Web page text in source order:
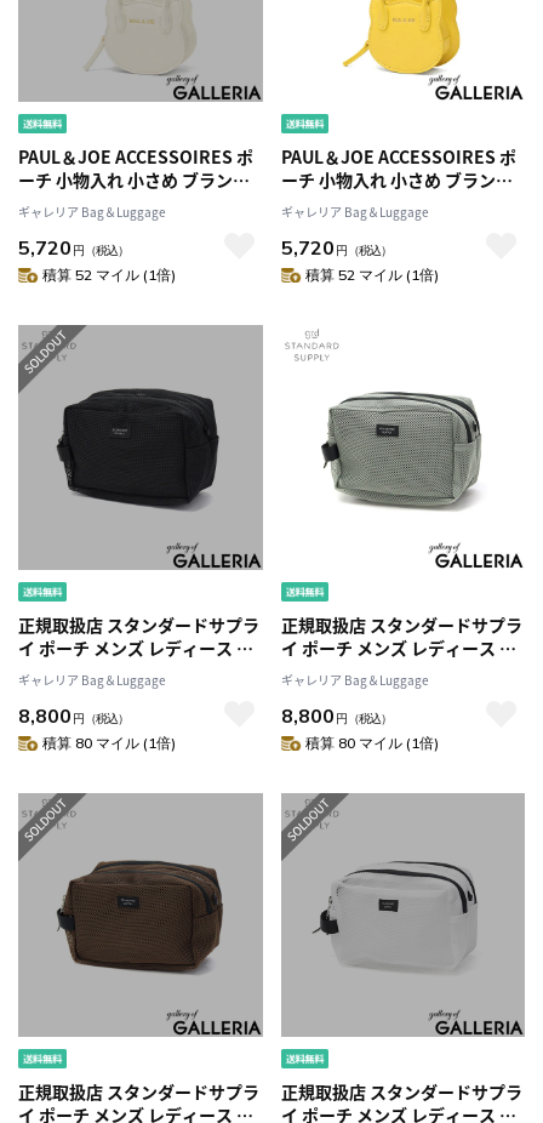
PAUL＆JOE ACCESSOIRES ポ
ーチ 小物入れ 小さめ ブランド
可愛い おしゃれ ポールアンド
ジョー 猫 プレゼント ミニ かわ
いい オシャレ リップ 大人 推し
カラー SMALL BAG CHARM ね
ギャレリア Bag＆Luggage
5,720 円 （税込）
積算 52 マイル (1倍)
PAUL＆JOE ACCESSOIRES ポ
ーチ 小物入れ 小さめ ブランド
可愛い おしゃれ ポールアンド
ジョー 猫 プレゼント ミニ かわ
いい オシャレ リップ 大人 推し
カラー SMALL BAG CHARM ね
ギャレリア Bag＆Luggage
5,720 円 （税込）
積算 52 マイル (1倍)
正規取扱店 スタンダードサプラ
イ ポーチ メンズ レディース 小
物入れ おしゃれ 旅行 メッシュ
大きめ STANDARD SUPPLY メ
ッシュポーチ 2層 軽量 マチあり
限定 黒 ブランド ECO STEP
ギャレリア Bag＆Luggage
8,800 円 （税込）
積算 80 マイル (1倍)
正規取扱店 スタンダードサプラ
イ ポーチ メンズ レディース 小
物入れ おしゃれ 旅行 メッシュ
大きめ STANDARD SUPPLY メ
ッシュポーチ 2層 軽量 マチあり
限定 黒 ブランド ECO STEP
ギャレリア Bag＆Luggage
8,800 円 （税込）
積算 80 マイル (1倍)
正規取扱店 スタンダードサプラ
イ ポーチ メンズ レディース 小
正規取扱店 スタンダードサプラ
イ ポーチ メンズ レディース 小